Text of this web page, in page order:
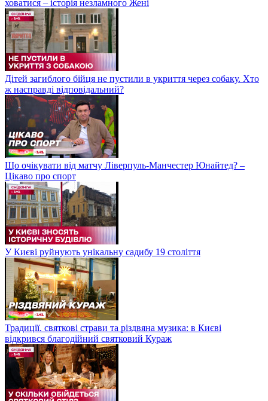
ховатися – історія незламного Жені
Дітей загиблого бійця не пустили в укриття через собаку. Хто
ж насправді відповідальний?
Що очікувати від матчу Ліверпуль-Манчестер Юнайтед? –
Цікаво про спорт
У Києві руйнують унікальну садибу 19 століття
Традиції. святкові страви та різдвяна музика: в Києві
відкрився благодійний святковий Кураж